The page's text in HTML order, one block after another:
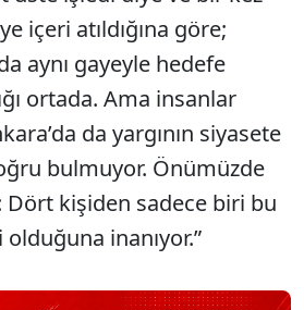
içeri atıldığına göre;
aynı gayeyle hedefe
ortada. Ama insanlar
da yargının siyasete
bulmuyor. Önümüzde
Dört kişiden sadece biri bu
inanıyor.”